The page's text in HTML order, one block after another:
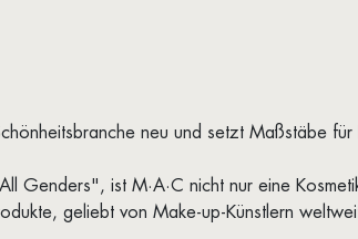
neu und setzt Maßstäbe
ist M·A·C nicht nur eine
geliebt von Make-up-Künstlern